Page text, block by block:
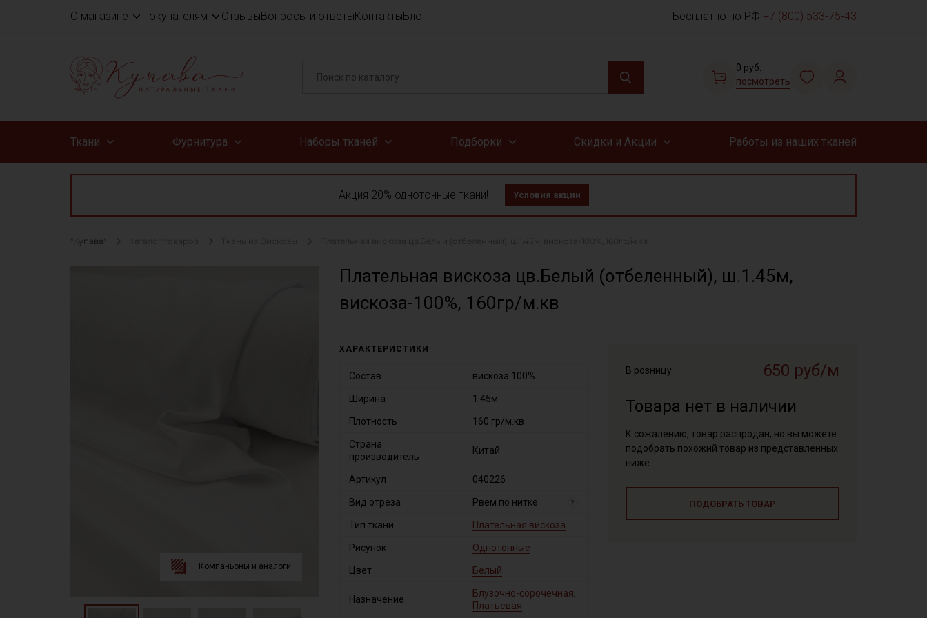
О магазине Покупателям ОтзывыВопросы и ответыКонтактыБлог Бесплатно по РФ +7 (800) 533-75-43
0 руб.
посмотреть
Ткани Фурнитура Наборы тканей Подборки Скидки и Акции Работы из наших тканей
Акция 20% однотонные ткани! Условия акции
"Купава" Каталог товаров Ткань из Вискозы Плательная вискоза цв.Белый (отбеленный), ш.1.45м, вискоза-100%, 160гр/м.кв
Компаньоны и аналоги
Плательная вискоза цв.Белый (отбеленный), ш.1.45м,
вискоза-100%, 160гр/м.кв
В розницу
650 руб/м
Товара нет в наличии
К сожалению, товар распродан, но вы можете
подобрать похожий товар из представленных
ниже
ПОДОБРАТЬ ТОВАР
ХАРАКТЕРИСТИКИ
Состав вискоза 100%
Ширина 1.45м
Плотность 160 гр/м.кв
Страна
производитель
Китай
Артикул 040226
Вид отреза Рвем по нитке ?
Тип ткани Плательная вискоза
Рисунок Однотонные
Цвет Белый
Назначение
Блузочно-сорочечная,
Платьевая